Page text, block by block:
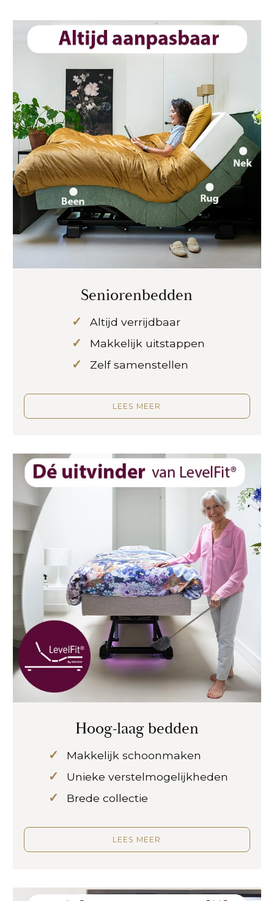
Seniorenbedden
Altijd verrijdbaar
Makkelijk uitstappen
Zelf samenstellen
LEES MEER
Hoog-laag bedden
Makkelijk schoonmaken
Unieke verstelmogelijkheden
Brede collectie
LEES MEER